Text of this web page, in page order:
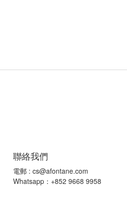
聯絡我們
電郵 : cs@afontane.com
Whatsapp：+852 9668 9958